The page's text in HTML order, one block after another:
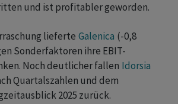
und ist profitabler geworden.
lieferte Galenica (-0,8
Sonderfaktoren ihre EBIT-
Noch deutlicher fallen Idorsia
Quartalszahlen und dem
2025 zurück.